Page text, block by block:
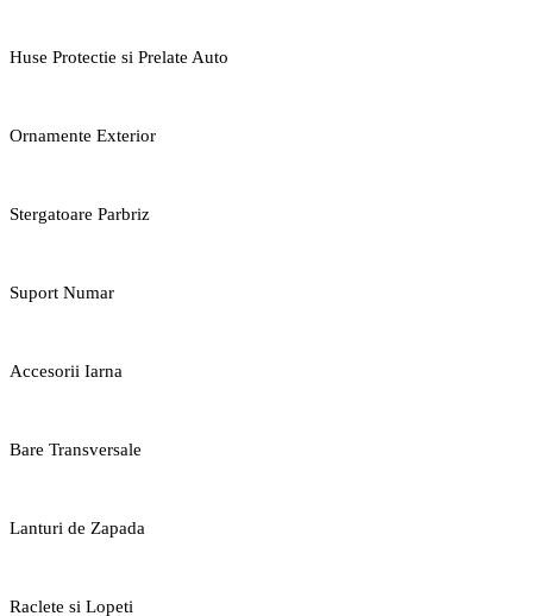
Huse Protectie si Prelate Auto
Ornamente Exterior
Stergatoare Parbriz
Suport Numar
Accesorii Iarna
Bare Transversale
Lanturi de Zapada
Raclete si Lopeti